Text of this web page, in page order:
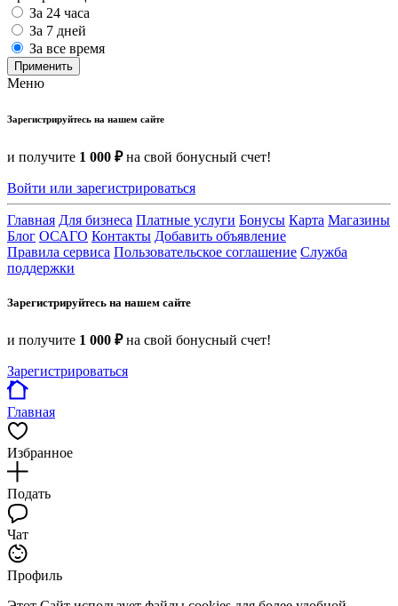
За 24 часа
За 7 дней
За все время
Применить
Меню
Зарегистрируйтесь на нашем сайте
и получите 1 000 ₽на свой бонусный счет!
Войти или зарегистрироваться
Главная Для бизнеса Платные услуги Бонусы Карта Магазины
Блог ОСАГО Контакты Добавить объявление
Правила сервиса Пользовательское соглашение Служба
поддержки
Зарегистрируйтесь на нашем сайте
и получите 1 000 ₽на свой бонусный счет!
Зарегистрироваться
Главная
Избранное
Подать
Чат
Профиль